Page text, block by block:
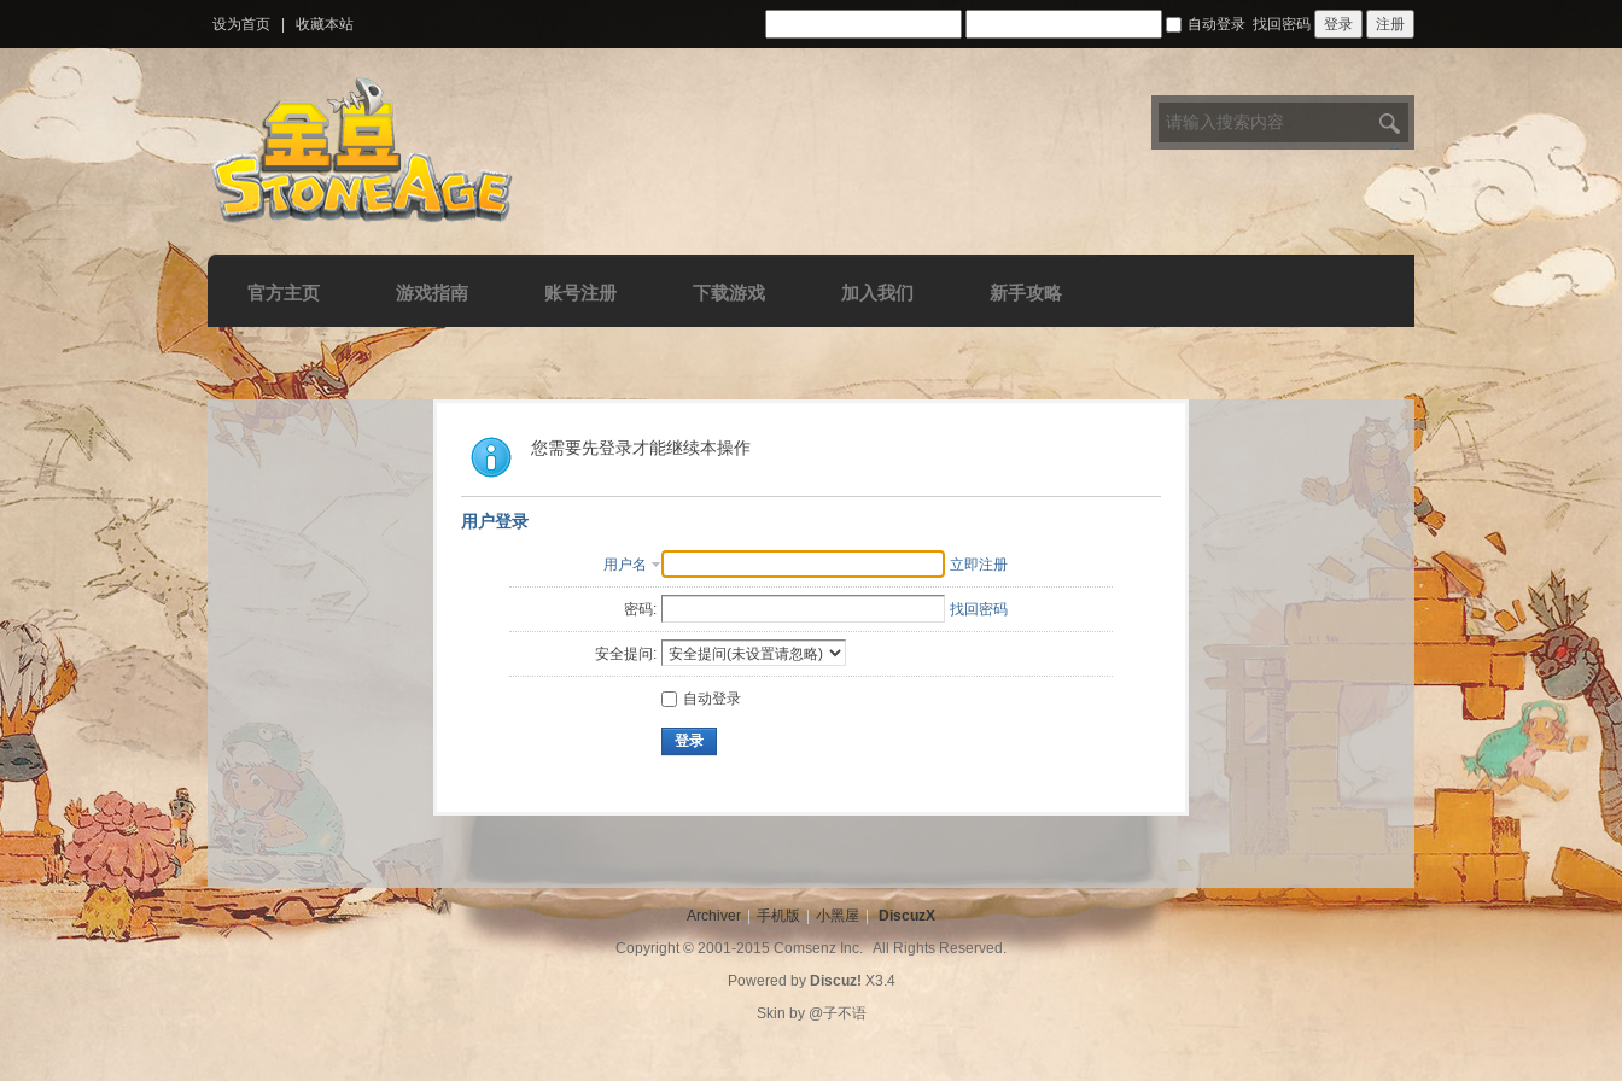
设为首页 收藏本站 自动登录 找回密码 登录 注册
官方主页 游戏指南 账号注册 下载游戏 加入我们 新手攻略
您需要先登录才能继续本操作
用户登录
用户名 立即注册
密码: 找回密码
安全提问:
自动登录
登录
Archiver | 手机版 | 小黑屋 | DiscuzX
Copyright © 2001-2015Comsenz Inc.All Rights Reserved.
Powered by Discuz! X3.4
Skin by @子不语